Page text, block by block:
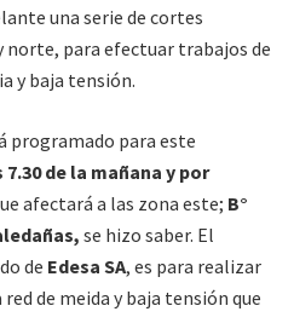
una serie de cortes
norte, para efectuar trabajos de
y baja tensión.
programado para este
de la mañana y por
afectará a las zona este; B°
se hizo saber. El
de Edesa SA, es para realizar
de meida y baja tensión que